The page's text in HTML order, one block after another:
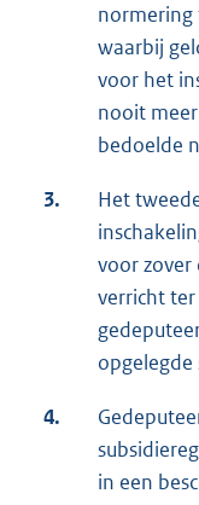
normering
waarbij
voor het
nooit
bedoelde
3.
Het
voor
verricht
4.
in een